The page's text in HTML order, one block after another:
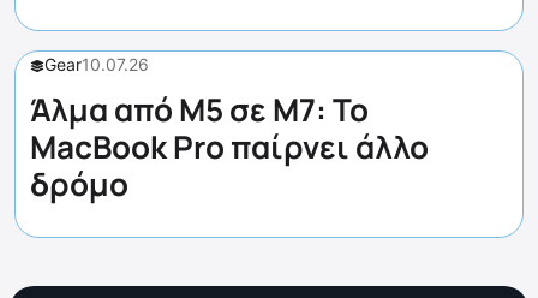
Gear10.07.26
Άλμα από M5 σε M7: Το
MacBook Pro παίρνει άλλο
δρόμο